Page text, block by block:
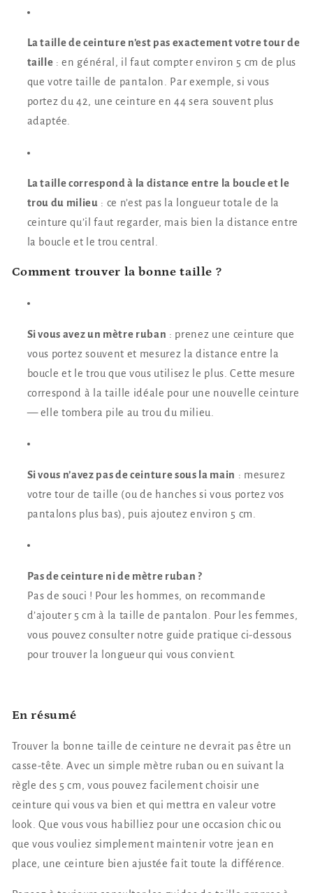
La taille de ceinture n’est pas exactement votre tour de
taille : en général, il faut compter environ 5 cm de plus
que votre taille de pantalon. Par exemple, si vous
portez du 42, une ceinture en 44 sera souvent plus
adaptée.
La taille correspond à la distance entre la boucle et le
trou du milieu : ce n’est pas la longueur totale de la
ceinture qu’il faut regarder, mais bien la distance entre
la boucle et le trou central.
Comment trouver la bonne taille ?
Si vous avez un mètre ruban : prenez une ceinture que
vous portez souvent et mesurez la distance entre la
boucle et le trou que vous utilisez le plus. Cette mesure
correspond à la taille idéale pour une nouvelle ceinture
— elle tombera pile au trou du milieu.
Si vous n’avez pas de ceinture sous la main : mesurez
votre tour de taille (ou de hanches si vous portez vos
pantalons plus bas), puis ajoutez environ 5 cm.
Pas de ceinture ni de mètre ruban ?
Pas de souci ! Pour les hommes, on recommande
d’ajouter 5 cm à la taille de pantalon. Pour les femmes,
vous pouvez consulter notre guide pratique ci-dessous
pour trouver la longueur qui vous convient.
En résumé
Trouver la bonne taille de ceinture ne devrait pas être un
casse-tête. Avec un simple mètre ruban ou en suivant la
règle des 5 cm, vous pouvez facilement choisir une
ceinture qui vous va bien et qui mettra en valeur votre
look. Que vous vous habilliez pour une occasion chic ou
que vous vouliez simplement maintenir votre jean en
place, une ceinture bien ajustée fait toute la différence.